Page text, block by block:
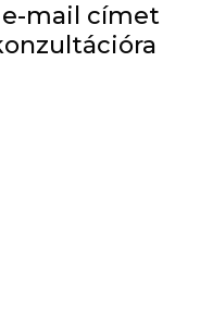
e-mail címet